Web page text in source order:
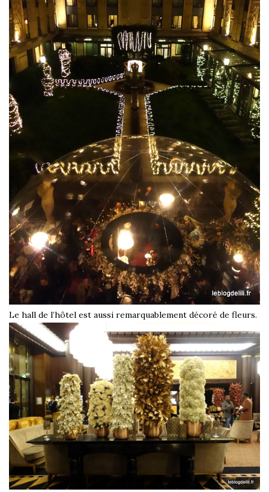
Le hall de l’hôtel est aussi remarquablement décoré de fleurs.